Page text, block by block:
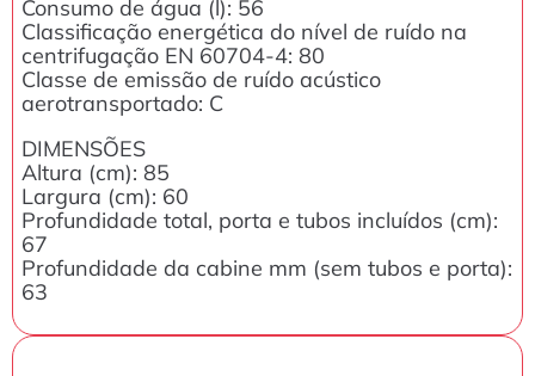
Consumo de água (l): 56
Classificação energética do nível de ruído na
centrifugação EN 60704-4: 80
Classe de emissão de ruído acústico
aerotransportado: C
DIMENSÕES
Altura (cm): 85
Largura (cm): 60
Profundidade total, porta e tubos incluídos (cm):
67
Profundidade da cabine mm (sem tubos e porta):
63